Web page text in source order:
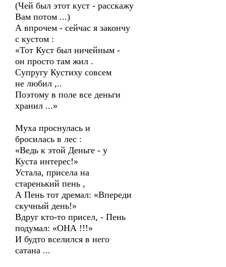
(Чей был этот куст - расскажу
Вам потом ...)
А впрочем - сейчас я закончу
с кустом :
«Тот Куст был ничейным -
он просто там жил .
Супругу Кустиху совсем
не любил ,..
Поэтому в поле все деньги
хранил ...»
Муха проснулась и
бросилась в лес :
«Ведь к этой Деньге - у
Куста интерес!»
Устала, присела на
старенький пень ,
А Пень тот дремал: «Впереди
скучный день!»
Вдруг кто-то присел, - Пень
подумал: «ОНА !!!»
И будто вселился в него
сатана ...